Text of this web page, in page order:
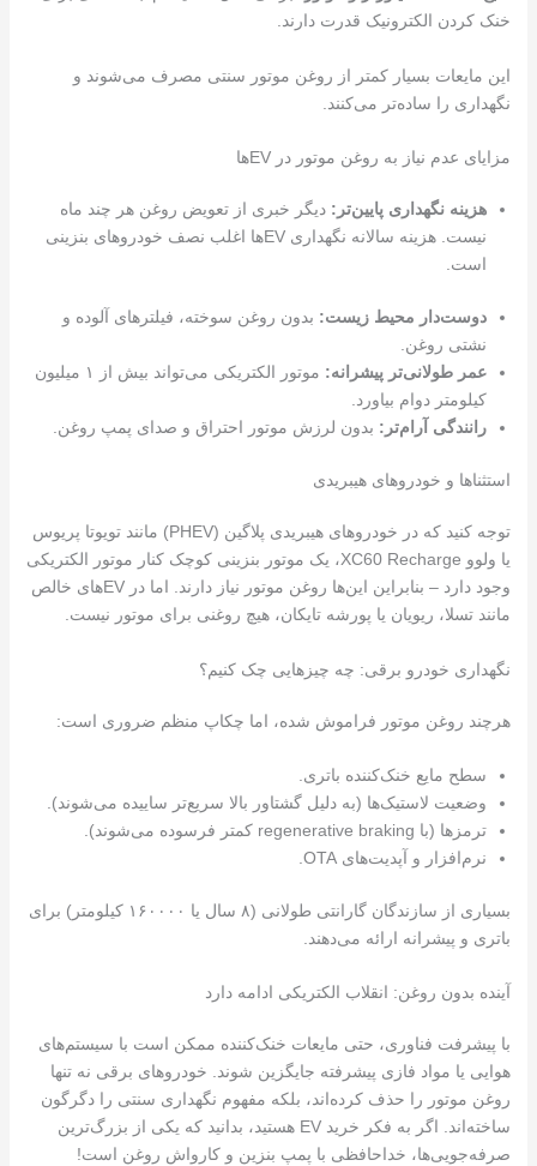
خنک کردن الکترونیک قدرت دارند.
این مایعات بسیار کمتر از روغن موتور سنتی مصرف می‌شوند و
نگهداری را ساده‌تر می‌کنند.
مزایای عدم نیاز به روغن موتور در EVها
هزینه نگهداری پایین‌تر: دیگر خبری از تعویض روغن هر چند ماه
نیست. هزینه سالانه نگهداری EVها اغلب نصف خودروهای بنزینی
است.
دوست‌دار محیط زیست: بدون روغن سوخته، فیلترهای آلوده و
نشتی روغن.
عمر طولانی‌تر پیشرانه:
موتور الکتریکی می‌تواند بیش از ۱ میلیون
کیلومتر دوام بیاورد.
رانندگی آرام‌تر: بدون لرزش موتور احتراق و صدای پمپ روغن.
استثناها و خودروهای هیبریدی
توجه کنید که در خودروهای هیبریدی پلاگین (PHEV) مانند تویوتا پریوس
یا ولوو XC60 Recharge، یک موتور بنزینی کوچک کنار موتور الکتریکی
وجود دارد – بنابراین این‌ها روغن موتور نیاز دارند. اما در EVهای خالص
مانند تسلا، ریویان یا پورشه تایکان، هیچ روغنی برای موتور نیست.
نگهداری خودرو برقی: چه چیزهایی چک کنیم؟
هرچند روغن موتور فراموش شده، اما چکاپ منظم ضروری است:
سطح مایع خنک‌کننده باتری.
وضعیت لاستیک‌ها (به دلیل گشتاور بالا سریع‌تر ساییده می‌شوند).
ترمزها (با regenerative braking کمتر فرسوده می‌شوند).
نرم‌افزار و آپدیت‌های OTA.
بسیاری از سازندگان گارانتی طولانی (۸ سال یا ۱۶۰۰۰۰ کیلومتر) برای
باتری و پیشرانه ارائه می‌دهند.
آینده بدون روغن: انقلاب الکتریکی ادامه دارد
با پیشرفت فناوری، حتی مایعات خنک‌کننده ممکن است با سیستم‌های
هوایی یا مواد فازی پیشرفته جایگزین شوند. خودروهای برقی نه تنها
روغن موتور را حذف کرده‌اند، بلکه مفهوم نگهداری سنتی را دگرگون
ساخته‌اند. اگر به فکر خرید EV هستید، بدانید که یکی از بزرگ‌ترین
صرفه‌جویی‌ها، خداحافظی با پمپ بنزین و کارواش روغن است!